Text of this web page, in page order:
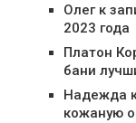
Олегк
2023 года
Платон
бани
Надежда
кожаную